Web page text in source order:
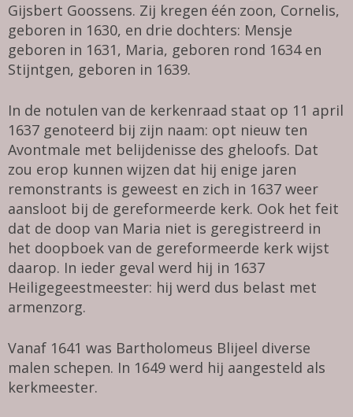
Gijsbert Goossens. Zij kregen één zoon, Cornelis,
geboren in 1630, en drie dochters: Mensje
geboren in 1631, Maria, geboren rond 1634 en
Stijntgen, geboren in 1639.
In de notulen van de kerkenraad staat op 11 april
1637 genoteerd bij zijn naam: opt nieuw ten
Avontmale met belijdenisse des gheloofs. Dat
zou erop kunnen wijzen dat hij enige jaren
remonstrants is geweest en zich in 1637 weer
aansloot bij de gereformeerde kerk. Ook het feit
dat de doop van Maria niet is geregistreerd in
het doopboek van de gereformeerde kerk wijst
daarop. In ieder geval werd hij in 1637
Heiligegeestmeester: hij werd dus belast met
armenzorg.
Vanaf 1641 was Bartholomeus Blijeel diverse
malen schepen. In 1649 werd hij aangesteld als
kerkmeester.